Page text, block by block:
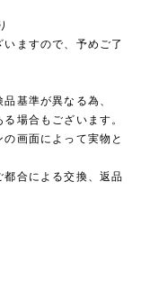
ますので、予めご了
基準が異なる為、
場合もございます。
画面によって実物と
都合による交換、返品